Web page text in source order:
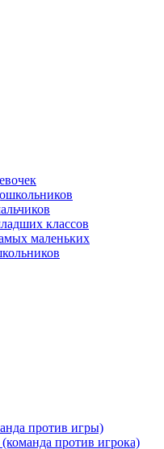
классов
маленьких
против игры)
против игрока)